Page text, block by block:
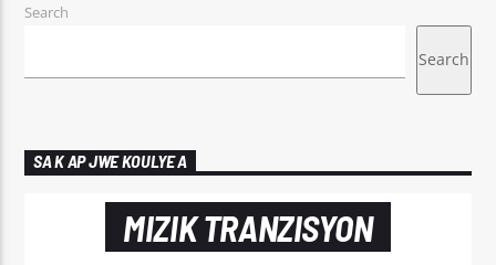
Search
Search
SA K AP JWE KOULYE A
MIZIK TRANZISYON